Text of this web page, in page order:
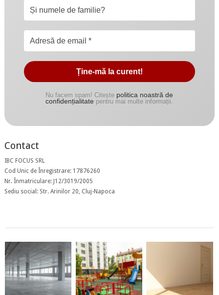
Nu facem spam! Citește politica noastră de
confidențialitate pentru mai multe informații.
Contact
IBC FOCUS SRL
Cod Unic de Înregistrare: 17876260
Nr. Înmatriculare: J12/3019/2005
Sediu social: Str. Arinilor 20, Cluj-Napoca